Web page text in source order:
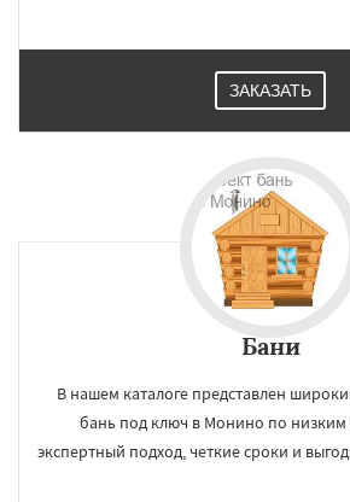
ЗАКАЗАТЬ
Бани
В нашем каталоге представлен
бань под ключ в Монино по низким
экспертный подход, четкие сроки и